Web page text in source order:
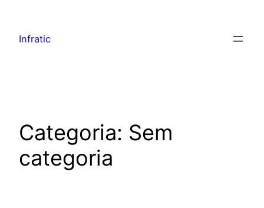
Infratic
Categoria: Sem
categoria